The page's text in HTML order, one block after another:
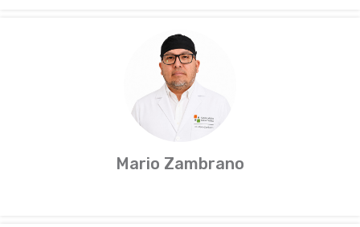
Mario Zambrano